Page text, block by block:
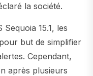
la société.
Sequoia 15.1, les
but de simplifier
Cependant,
après plusieurs